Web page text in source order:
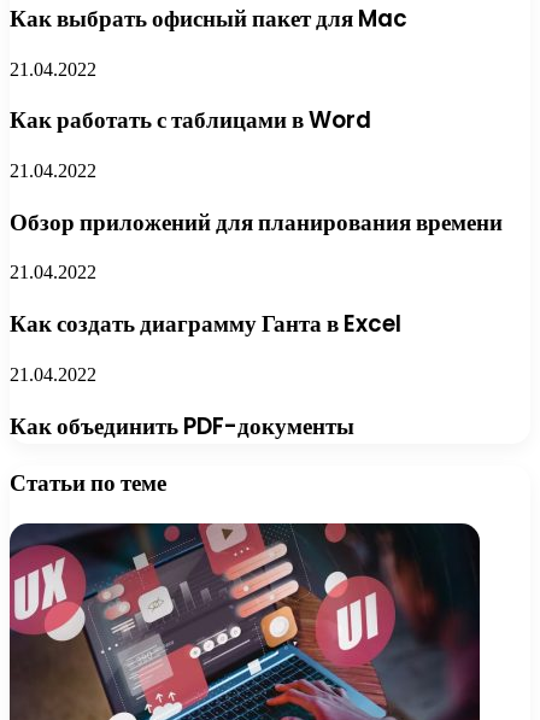
Как выбрать офисный пакет для Mac
21.04.2022
Как работать с таблицами в Word
21.04.2022
Обзор приложений для планирования времени
21.04.2022
Как создать диаграмму Ганта в Excel
21.04.2022
Как объединить PDF-документы
Статьи по теме